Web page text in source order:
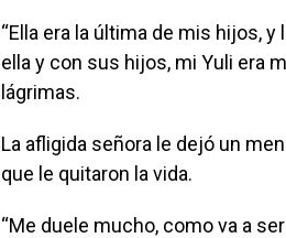
“Ella era la última de mis hijos,
ella y con sus hijos, mi Yuli era
lágrimas.
La afligida señora le dejó un
que le quitaron la vida.
“Me duele mucho, como va a